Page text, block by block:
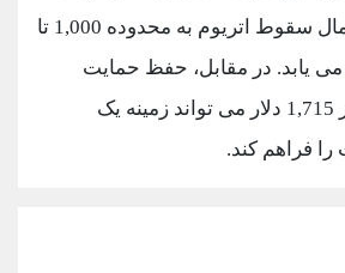
زیر 1,500 دلار، احتمال سقوط اتریوم به محدوده 1,000 تا
می یابد. در مقابل، حفظ حمایت
1,650 دلار و عبور از 1,715 دلار می تواند زمینه یک
فراهم کند.